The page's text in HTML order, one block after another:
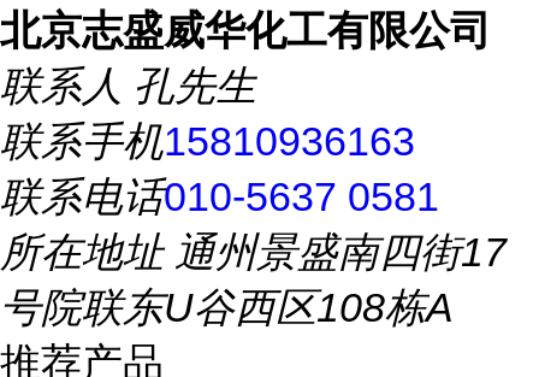
北京志盛威华化工有限公司
联系人 孔先生
联系手机15810936163
联系电话010-5637 0581
所在地址通州景盛南四街17
号院联东U谷西区108栋A
推荐产品